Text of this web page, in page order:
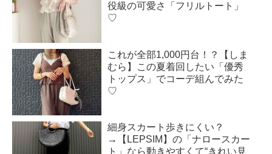
役級の可愛さ「フリルトート」
♡
これが全部1,000円台！？【しま
むら】この夏着回したい「優秀
トップス」でコーデ組んでみた
♡
細身スカート歩きにくい？
→【LEPSIM】の「ナロースカー
ト」なら動きやすくて“きれい見